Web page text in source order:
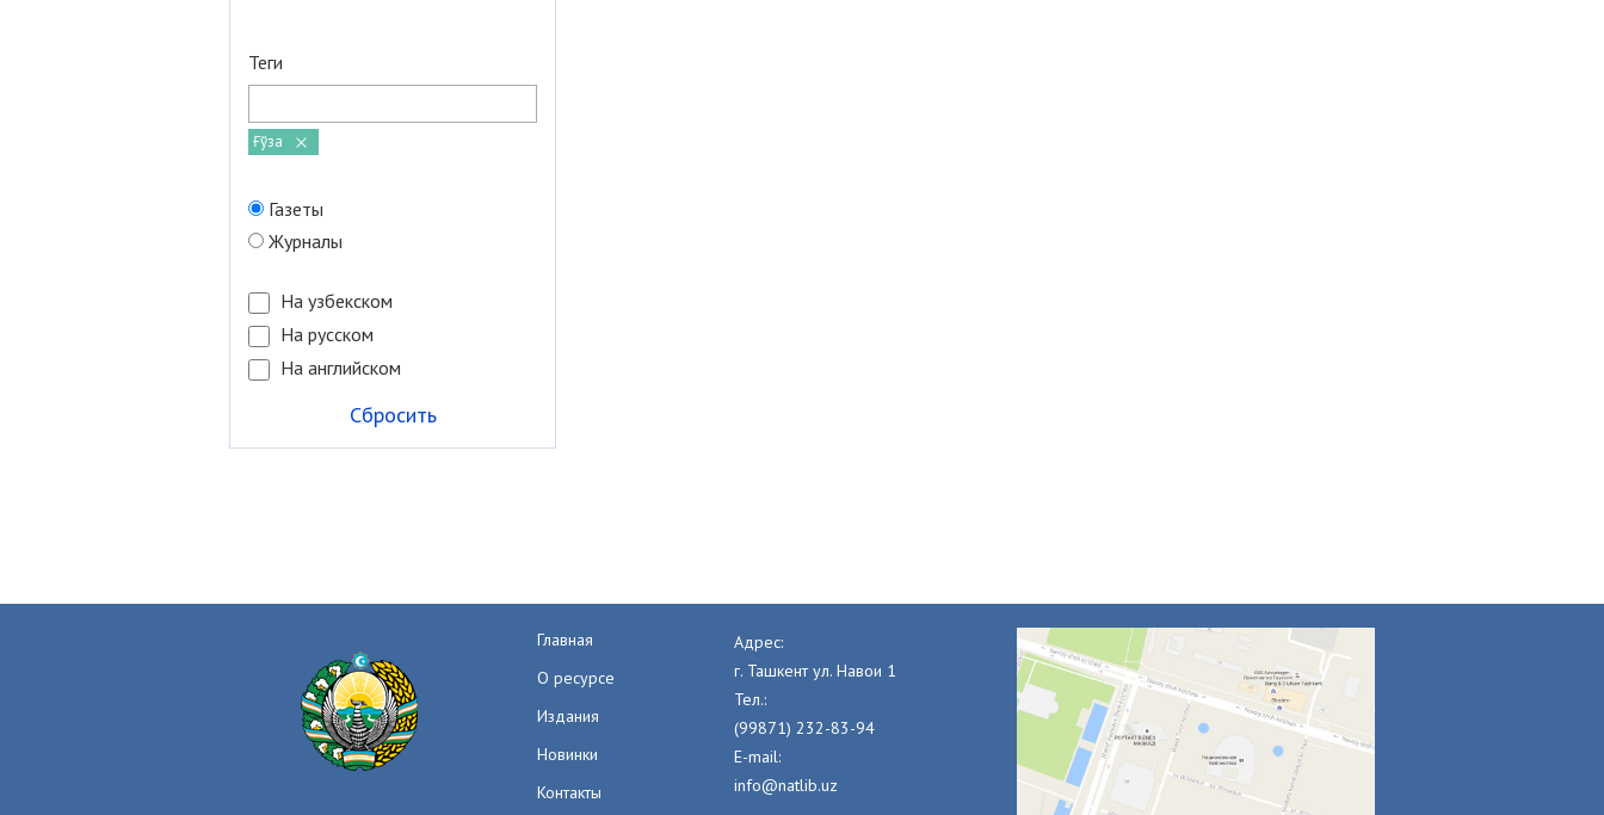
Теги
Ғўза
Газеты
Журналы
На узбекском
На русском
На английском
Сбросить
Главная
О ресурсе
Издания
Новинки
Контакты
Адрес:
г. Ташкент ул. Навои 1
Тел.:
(99871) 232-83-94
E-mail:
info@natlib.uz